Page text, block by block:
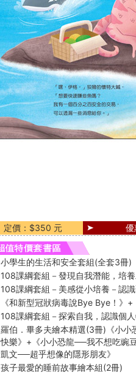
定價：$350 元
小學生的生活和安全套組(全套3冊)
108課綱套組－發現自我潛能，培
108課綱套組－美感從小培養－認
《和新型冠狀病毒說Bye Bye！》
108課綱套組－探索自我，認識個
羅伯．畢多夫繪本精選(3冊)《小
快樂》+《小小恐龍──我不想吃豌
凱文──超乎想像的隱形朋友》
孩子最愛的睡前故事繪本組(2冊)